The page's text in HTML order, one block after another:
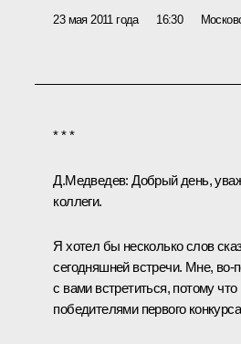
23 мая 2011 года 16:30
* * *
Д.Медведев:Добрый день,
коллеги.
Я хотел бы несколько слов
сегодняшней встречи. Мне,
с вами встретиться, потому
победителями первого